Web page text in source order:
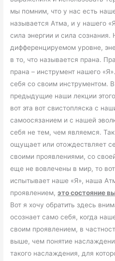
мы помним, что у нас есть
называется Атма, и у нашего
сила энергии и сила сознания.
дифференцируемом уровне,
в то, что называется прана.
прана – инструмент нашего
себя со своим инструментом.
предыдущие наши лекции
вот эта вот свистопляска с
самоосязанием и с нашей
себя не тем, чем являемся.
ощущает или отождествляет
своими проявлениями, со
еще не вовлечены в мир, то вот
испытывает наше «Я», наша
проявлением,это состояние
Вот я хочу обратить здесь
осознает само себя, когда
своим проявлением, в
выше, чем понятие
такого наслаждения, для